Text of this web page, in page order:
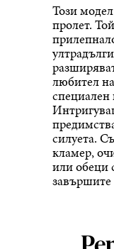
Този
пролет.
любител
специален
силуета.
кламер,
или обеци
завършите